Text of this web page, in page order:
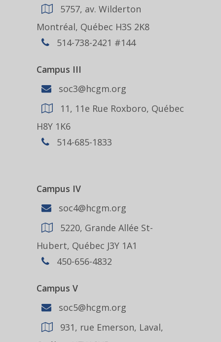
5757, av. Wilderton
Montréal, Québec H3S 2K8
514-738-2421 #144
Campus III
soc3@hcgm.org
11, 11e Rue Roxboro, Québec
H8Y 1K6
514-685-1833
Campus IV
soc4@hcgm.org
5220, Grande Allée St-
Hubert, Québec J3Y 1A1
450-656-4832
Campus V
soc5@hcgm.org
931, rue Emerson, Laval,